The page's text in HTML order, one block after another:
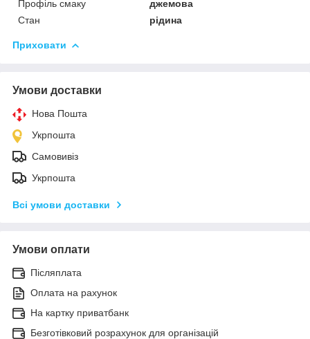
Профіль смаку
джемова
Стан
рідина
Приховати
Умови доставки
Нова Пошта
Укрпошта
Самовивіз
Укрпошта
Всі умови доставки
Умови оплати
Післяплата
Оплата на рахунок
На картку приватбанк
Безготівковий розрахунок для організацій